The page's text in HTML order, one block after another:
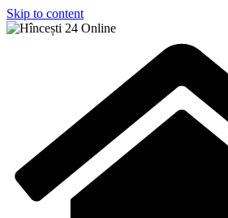
Skip to content